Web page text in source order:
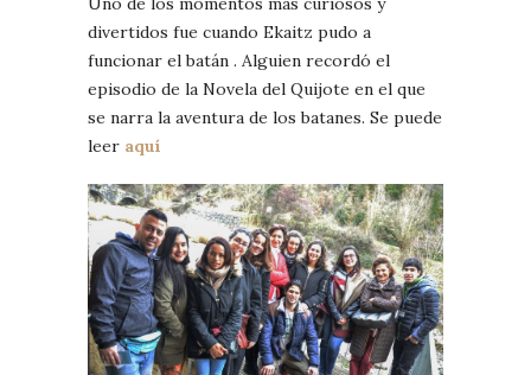
divertidos fue cuando Ekaitz pudo a
funcionar el batán . Alguien recordó el
episodio de la Novela del Quijote en el que
se narra la aventura de los batanes. Se puede
leer aquí